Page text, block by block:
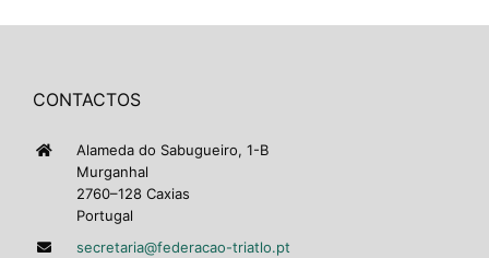
CONTACTOS
Alameda do Sabugueiro, 1-B
Murganhal
2760–128 Caxias
Portugal
secretaria@federacao-triatlo.pt